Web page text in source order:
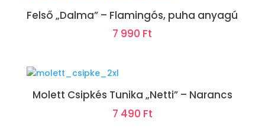
Felső „Dalma” – Flamingós, puha anyagú
7 990 Ft
Molett Csipkés Tunika „Netti” – Narancs
7 490 Ft